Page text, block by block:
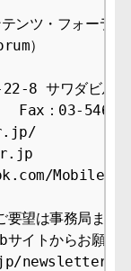
ンツ・フォーラム
）
8 サワダビル
：03-5468-
要望は事務局まで
サイトからお願い
newsletter/